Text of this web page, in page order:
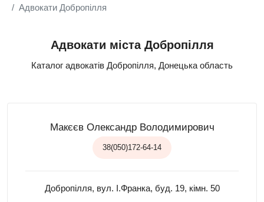
Адвокати Добропілля
Адвокати міста Добропілля
Каталог адвокатів Добропілля, Донецька область
Макєєв Олександр Володимирович
38(050)172-64-14
Добропілля, вул. І.Франка, буд. 19, кімн. 50